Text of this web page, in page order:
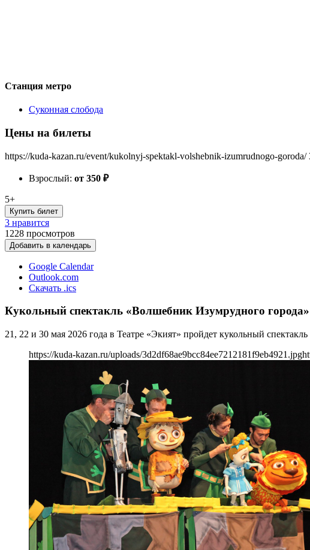
Станция метро
Суконная слобода
Цены на билеты
https://kuda-kazan.ru/event/kukolnyj-spektakl-volshebnik-izumrudnogo-goroda/
Взрослый: от 350 ₽
5+
Купить билет
3 нравится
1228 просмотров
Добавить в календарь
Google Calendar
Outlook.com
Скачать .ics
Кукольный спектакль «Волшебник Изумрудного города»
21, 22 и 30 мая 2026 года в Театре «Экият» пройдет кукольный
https://kuda-kazan.ru/uploads/3d2df68ae9bcc84ee7212181f9eb4921.jpg